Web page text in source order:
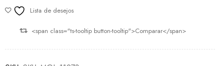
Lista de desejos
<span class="ts-tooltip button-tooltip">Comparar</span>